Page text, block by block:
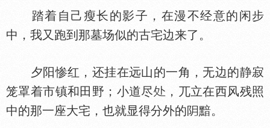
踏着自己瘦长的影子，在漫不经意的闲步
中，我又跑到那墓场似的古宅边来了。
夕阳惨红，还挂在远山的一角，无边的静寂
笼罩着市镇和田野；小道尽
，兀立在西风残照
中的那一座大宅，也就显得分外的
黯。